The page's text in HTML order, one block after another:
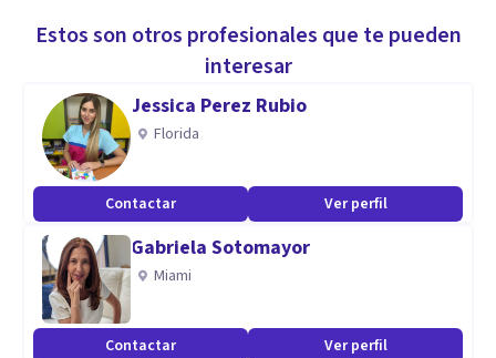
Estos son otros profesionales que te pueden
interesar
Jessica Perez Rubio
Florida
Contactar Ver perfil
Gabriela Sotomayor
Miami
Contactar Ver perfil